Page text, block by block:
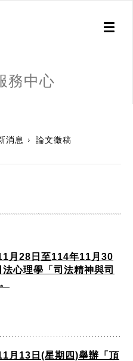
Toggle
務中心
消息 論文徵稿
月28日至114年11月30
心理學「司法精神與司
月13日(星期四)舉辦「頂